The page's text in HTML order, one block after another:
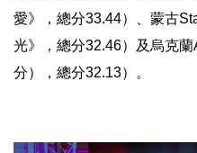
愛》，總分33.44）、 蒙古
光》，總分32.46）
及烏克
分），總分32.13）。